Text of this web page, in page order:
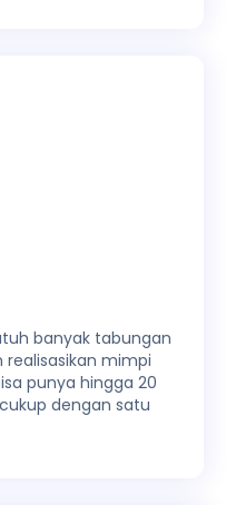
banyak tabungan
mimpi
punya hingga 20
dengan satu